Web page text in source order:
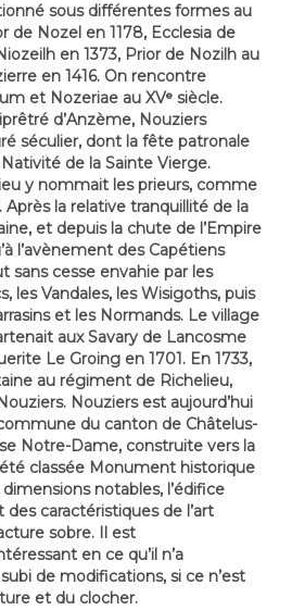
sous différentes formes au
de Nozel en 1178, Ecclesia de
en 1373, Prior de Nozilh au
en 1416. On rencontre
et Nozeriae au XVᵉ siècle.
d’Anzème, Nouziers
séculier, dont la fête patronale
de la Sainte Vierge.
y nommait les prieurs, comme
Après la relative tranquillité de la
et depuis la chute de l’Empire
l’avènement des Capétiens
sans cesse envahie par les
les Vandales, les Wisigoths, puis
et les Normands. Le village
aux Savary de Lancosme
Le Groing en 1701. En 1733,
au régiment de Richelieu,
Nouziers est aujourd’hui
du canton de Châtelus-
Notre-Dame, construite vers la
classée Monument historique
notables, l’édifice
caractéristiques de l’art
sobre. Il est
en ce qu’il n’a
de modifications, si ce n’est
et du clocher.